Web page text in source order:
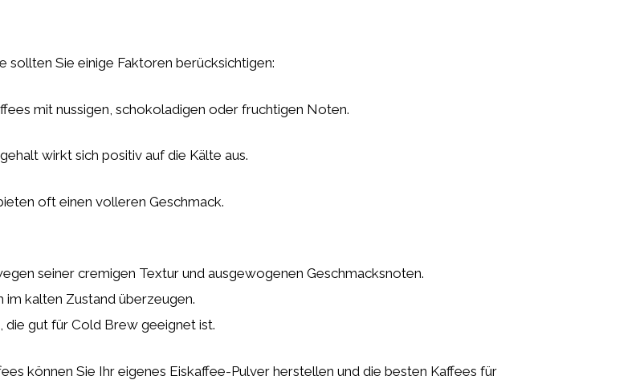
sollten Sie einige Faktoren berücksichtigen:
mit nussigen, schokoladigen oder fruchtigen Noten.
wirkt sich positiv auf die Kälte aus.
oft einen volleren Geschmack.
seiner cremigen Textur und ausgewogenen Geschmacksnoten.
kalten Zustand überzeugen.
die gut für Cold Brew geeignet ist.
können Sie Ihr eigenes Eiskaffee-Pulver herstellen und die besten Kaffees für